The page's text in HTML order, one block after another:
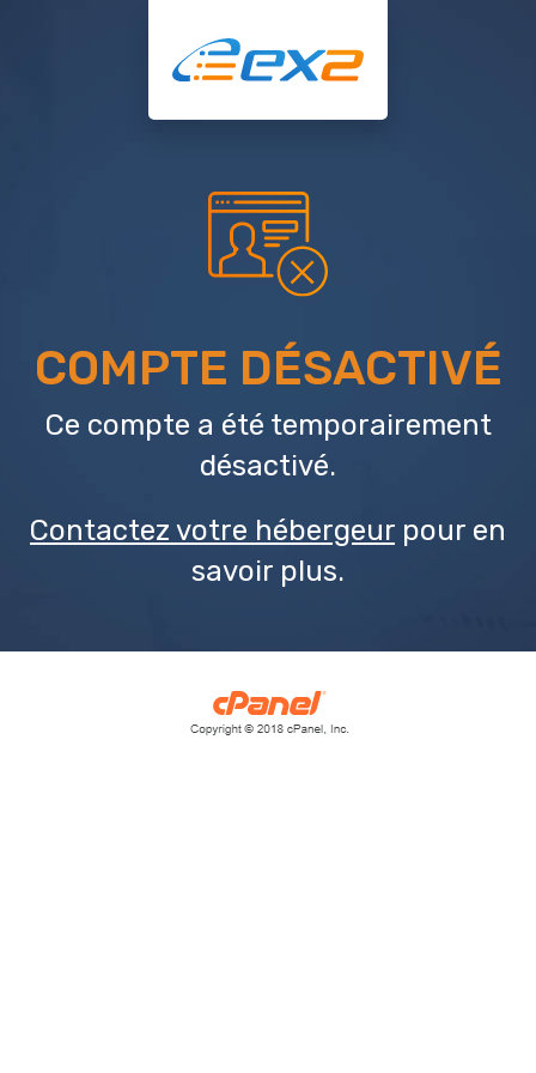
COMPTE DÉSACTIVÉ
Ce compte a été temporairement
désactivé.
Contactez votre hébergeur pour en
savoir plus.